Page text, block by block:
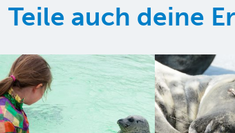
Teile auch deine